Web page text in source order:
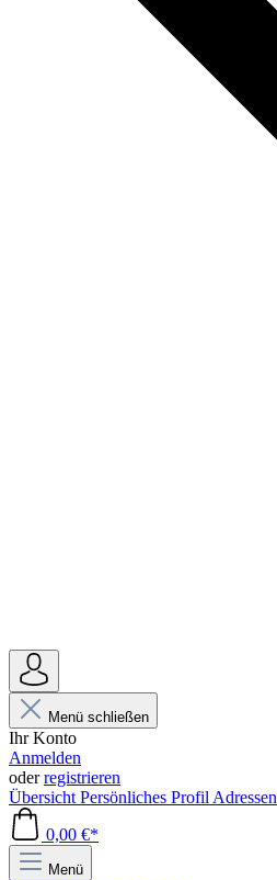
Menü schließen
Ihr Konto
Anmelden
oderregistrieren
Übersicht Persönliches Profil Adressen
0,00 €*
Menü